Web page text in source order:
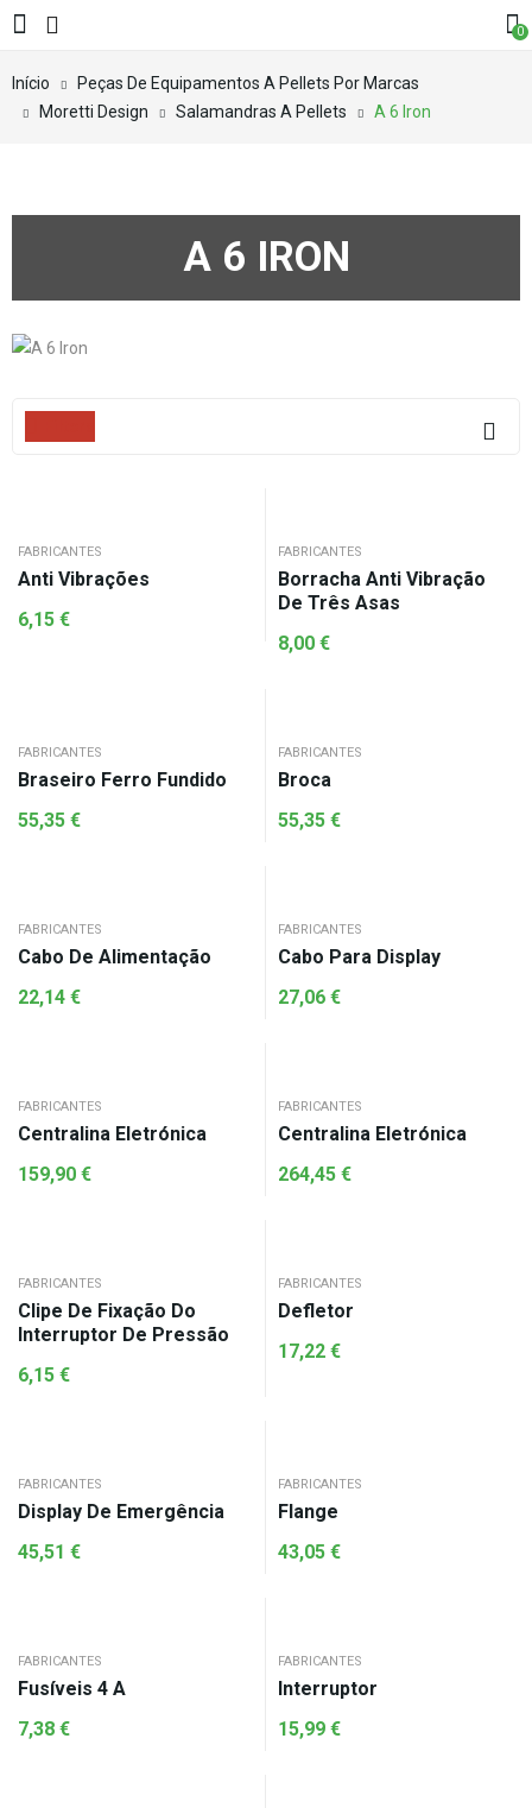
0
Início
Peças De Equipamentos A Pellets Por Marcas
Moretti Design
Salamandras A Pellets A 6 Iron
A 6 IRON
FABRICANTES
Anti Vibrações
6,15 €
FABRICANTES
Borracha Anti Vibração
De Três Asas
8,00 €
FABRICANTES
Braseiro Ferro Fundido
55,35 €
FABRICANTES
Broca
55,35 €
FABRICANTES
Cabo De Alimentação
22,14 €
FABRICANTES
Cabo Para Display
27,06 €
FABRICANTES
Centralina Eletrónica
159,90 €
FABRICANTES
Centralina Eletrónica
264,45 €
FABRICANTES
Clipe De Fixação Do
Interruptor De Pressão
6,15 €
FABRICANTES
Defletor
17,22 €
FABRICANTES
Display De Emergência
45,51 €
FABRICANTES
Flange
43,05 €
FABRICANTES
Fusíveis 4 A
7,38 €
FABRICANTES
Interruptor
15,99 €